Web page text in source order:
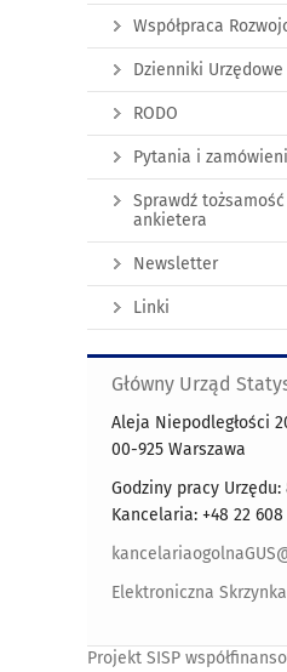
Współpraca
Dzienniki Urzędowe
RODO
Pytania i
Sprawdź tożsamość
ankietera
Newsletter
Linki
Główny Urząd
Aleja Niepodległości
00-925 Warszawa
Godziny pracy Urzędu:
Kancelaria: +48 22
Elektroniczna
Projekt SISP